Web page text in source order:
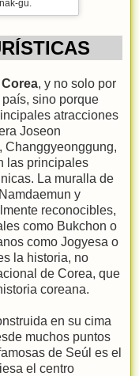
gu.
, y no solo por
sino porque
atracciones
Joseon
Changgyeonggung,
las principales
La muralla de
y
reconocibles,
como Bukchon o
como Jogyesa o
la historia, no
de Corea, que
coreana.
en su cima
muchos puntos
de Seúl es el
el centro